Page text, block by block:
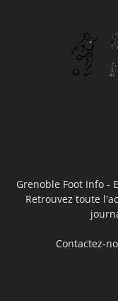
Grenoble Foot Info -
Retrouvez toute
Contactez-